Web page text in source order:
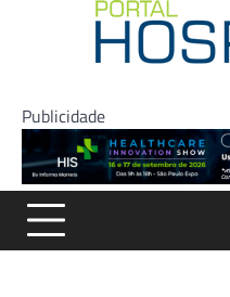
Publicidade